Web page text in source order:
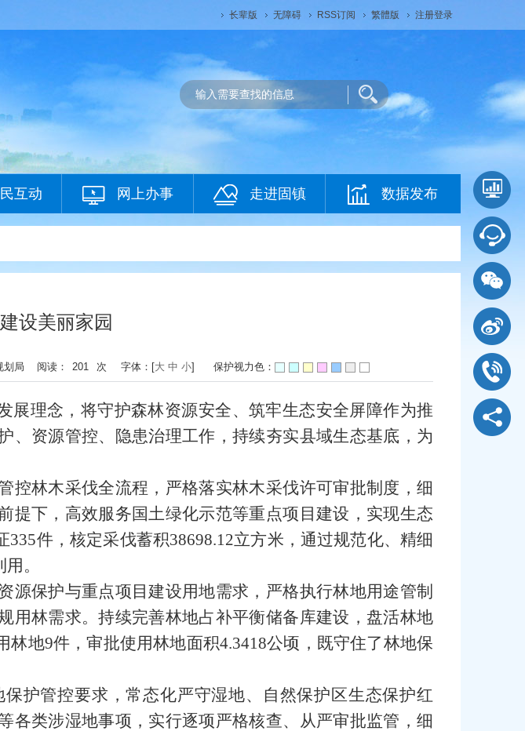
长辈版 无障碍 RSS订阅 繁體版 注册登录
互动 网上办事 走进固镇 数据发布
设美丽家园
划局 阅读： 201 次 字体：[大 中 小] 保护视力色：
展理念，将守护森林资源安全、筑牢生态安全屏障作为推
、资源管控、隐患治理工作，持续夯实县域生态基底，为
控林木采伐全流程，严格落实林木采伐许可审批制度，细
提下，高效服务国土绿化示范等重点项目建设，实现生态
件，核定采伐蓄积38698.12立方米，通过规范化、精细
。
源保护与重点项目建设用地需求，严格执行林地用途管制
用林需求。持续完善林地占补平衡储备库建设，盘活林地
地9件，审批使用林地面积4.3418公顷，既守住了林地保
保护管控要求，常态化严守湿地、自然保护区生态保护红
各类涉湿地事项，实行逐项严格核查、从严审批监管，细